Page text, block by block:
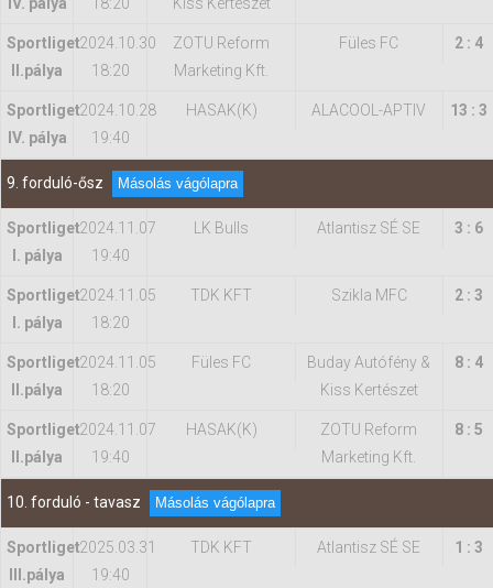
Sportliget
II.pálya
2024.10.30
18:20
ZOTU Reform
Marketing Kft.
Füles FC 2 : 4
Sportliget
IV. pálya
2024.10.28
19:40
HASAK(K) ALACOOL-APTIV 13 : 3
9. forduló-ősz Másolás vágólapra
Sportliget
I. pálya
2024.11.07
19:40
LK Bulls Atlantisz SÉ SE 3 : 6
Sportliget
I. pálya
2024.11.05
18:20
TDK KFT Szikla MFC 2 : 3
Sportliget
II.pálya
2024.11.05
18:20
Füles FC
Buday Autófény &
Kiss Kertészet
8 : 4
Sportliget
II.pálya
2024.11.07
19:40
HASAK(K)
ZOTU Reform
Marketing Kft.
8 : 5
10. forduló - tavasz Másolás vágólapra
Sportliget
IIl.pálya
2025.03.31
19:40
TDK KFT Atlantisz SÉ SE 1 : 3